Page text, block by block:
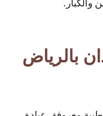
والكبار.
بالرياض